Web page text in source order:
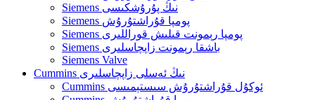
Siemens نىڭ پۇرۇشكىسى
Siemens پومپا قۇراشتۇرۇش
Siemens پومپا رېمونت قىلىش قوراللىرى
Siemens باشقا رېمونت زاپچاسلىرى
Siemens Valve
Cummins نىڭ ئەسلى زاپچاسلىرى
Cummins ئوكۇل قۇراشتۇرۇش سىستېمىسى